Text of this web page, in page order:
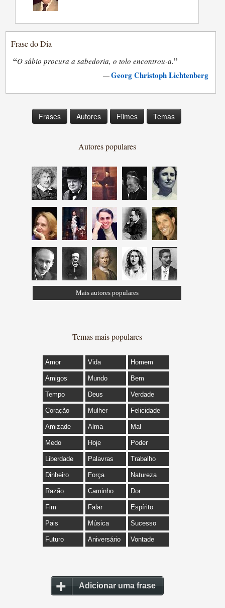
Frase do Dia
“O sábio procura a sabedoria, o tolo encontrou-a.”
—Georg Christoph Lichtenberg
Frases Autores Filmes Temas
Autores populares
Mais autores populares
Temas mais populares
Amor Vida Homem
Amigos Mundo Bem
Tempo Deus Verdade
Coração Mulher Felicidade
Amizade Alma Mal
Medo Hoje Poder
Liberdade Palavras Trabalho
Dinheiro Força Natureza
Razão Caminho Dor
Fim Falar Espírito
Pais Música Sucesso
Futuro Aniversário Vontade
Adicionar uma frase